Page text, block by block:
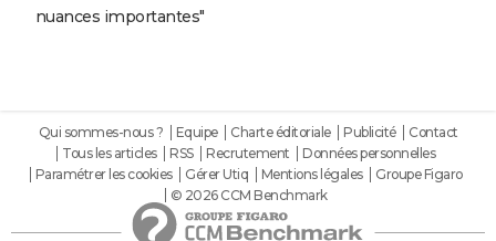
nuances importantes"
Qui sommes-nous ? Equipe Charte éditoriale Publicité
Contact
Tous les articles
RSS Recrutement
Données personnelles
Paramétrer les cookies
Gérer Utiq Mentions légales
Groupe Figaro
© 2026 CCM Benchmark